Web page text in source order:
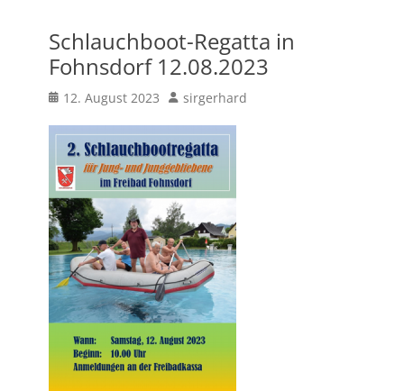
Schlauchboot-Regatta in
Fohnsdorf 12.08.2023
Posted
12. August 2023 Author
sirgerhard